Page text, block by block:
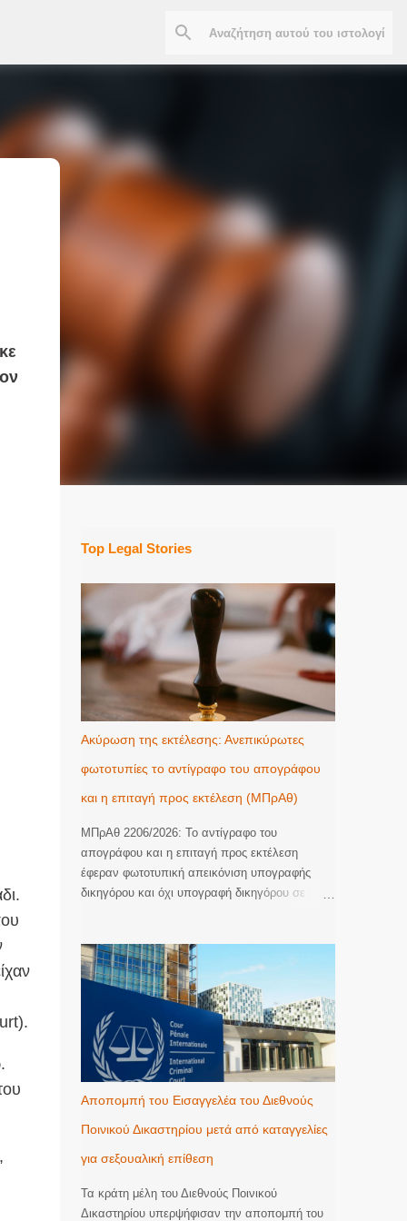
Top Legal Stories
Ακύρωση της εκτέλεσης: Ανεπικύρωτες
φωτοτυπίες το αντίγραφο του απογράφου
και η επιταγή προς εκτέλεση (ΜΠρΑθ)
ΜΠρΑθ 2206/2026: Το αντίγραφο του
απογράφου και η επιταγή προς εκτέλεση
έφεραν φωτοτυπική απεικόνιση υπογραφής
δικηγόρου και όχι υπογραφή δικηγόρου σε
οποίες απουσιάζει η βεβαίωση της ακρίβειας
του φωτοτυπικού αντιγράφου. Ακυρωση της
εκτέλεσης. Με την υπ’ αριθμ. 2206/2026
απόφαση του Μονομελούς Πρωτοδικείου
Αθηνών (Περιουσιακές διαφορές – Ανακοπές
Εκτέλεσης) έγινε δεκτός λόγος ανακοπής που
αφορούσε την έλλειψη αποδεικτικής ισχύος του
αντιγράφου εξ απογράφου εκτελεστού που
για να ξεκινήσει η διαδικασία της εκτέλεσης.
Όπως κρίθηκε, το αντίγραφο εξ απογράφου
επικυρωθεί αυτοτελώς και νομίμως παρότι
αποτελεί διακριτό έγγραφο από την επιταγή.
Αποπομπή του Εισαγγελέα του Διεθνούς
Ποινικού Δικαστηρίου μετά από καταγγελίες
για σεξουαλική επίθεση
Τα κράτη μέλη του Διεθνούς Ποινικού
Δικαστηρίου υπερψήφισαν την αποπομπή του